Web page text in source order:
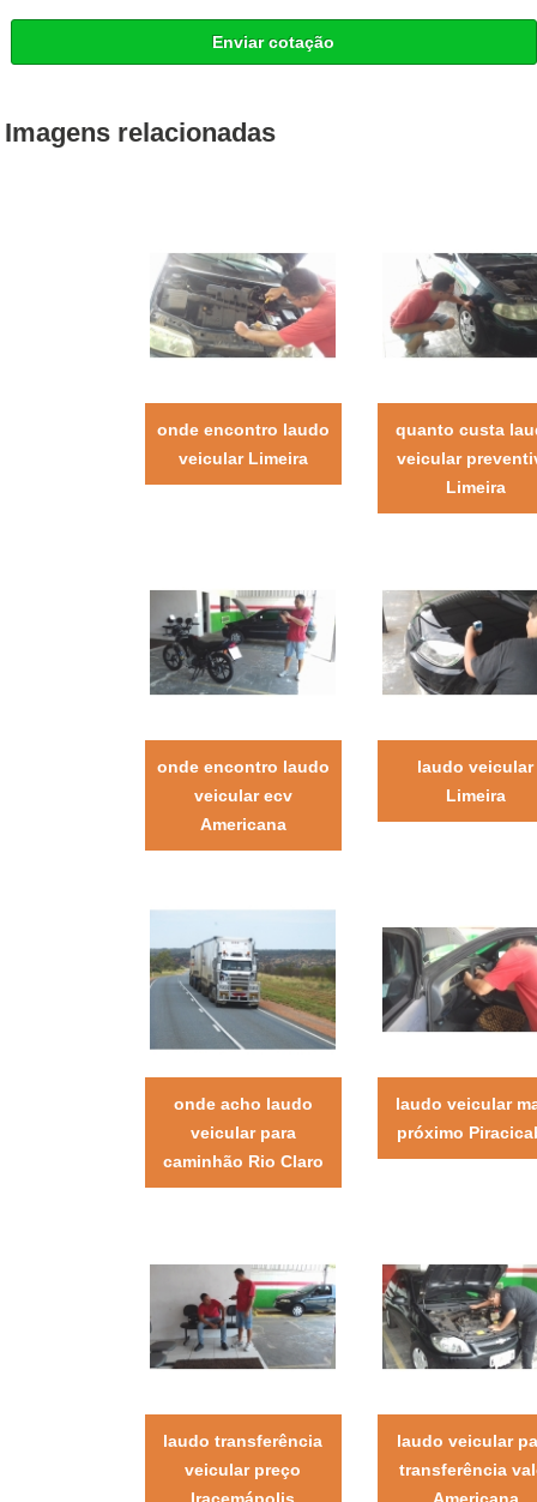
Enviar cotação
Imagens relacionadas
onde encontro laudo
veicular Limeira
quanto custa
veicular
Limeira
onde encontro laudo
veicular ecv
Americana
laudo veicular
Limeira
onde acho laudo
veicular para
caminhão Rio Claro
laudo veicular
próximo
laudo transferência
veicular preço
Iracemápolis
laudo veicular
transferência
Americana